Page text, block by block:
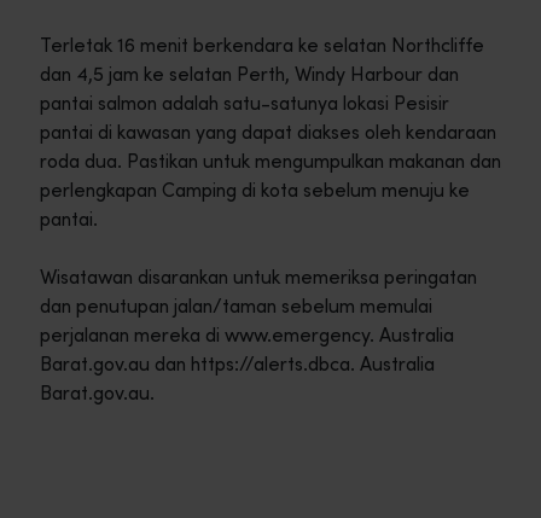
Terletak 16 menit berkendara ke selatan Northcliffe
dan 4,5 jam ke selatan Perth, Windy Harbour dan
pantai salmon adalah satu-satunya lokasi Pesisir
pantai di kawasan yang dapat diakses oleh kendaraan
roda dua. Pastikan untuk mengumpulkan makanan dan
perlengkapan Camping di kota sebelum menuju ke
pantai.
Wisatawan disarankan untuk memeriksa peringatan
dan penutupan jalan/taman sebelum memulai
perjalanan mereka di www.emergency. Australia
Barat.gov.au dan https://alerts.dbca. Australia
Barat.gov.au.